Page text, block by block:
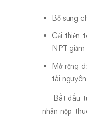
Bổ sung
Cải thiện
NPT
Mở rộng
tài
Bắt đầu từ
nhân nộp